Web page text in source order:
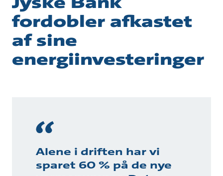
fordobler afkastet
af sine
energiinvesteringer
Alene i driften har vi
sparet 60 % på de nye